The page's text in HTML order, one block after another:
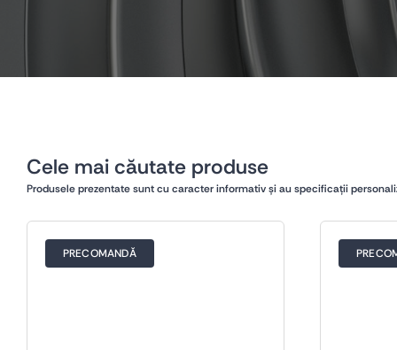
Cele mai căutate produse
Produsele prezentate sunt cu caracter informativ și au specificații
PRECOMANDĂ